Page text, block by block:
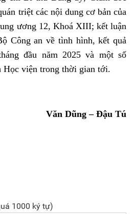
triệt các nội dung cơ bản của
ương 12, Khoá XIII; kết luận
Công an về tình hình, kết quả
đầu năm 2025 và một số
Học viện trong thời gian tới.
Văn Dũng – Đậu Tú
1000 ký tự)